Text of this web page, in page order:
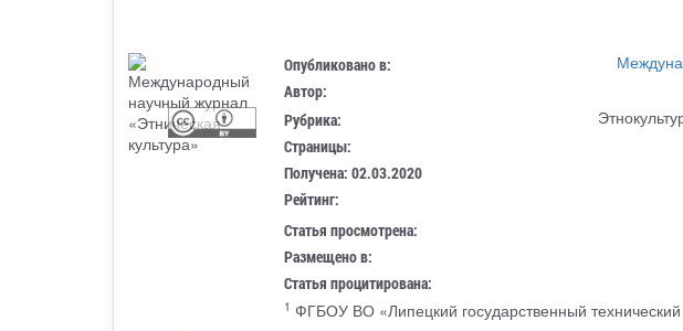
Опубликовано в:
Автор:
Рубрика:
Страницы:
Получена: 02.03.2020
Рейтинг:
Статья просмотрена:
Размещено в:
Статья процитирована:
1 ФГБОУ ВО «Липецкий государственный технический